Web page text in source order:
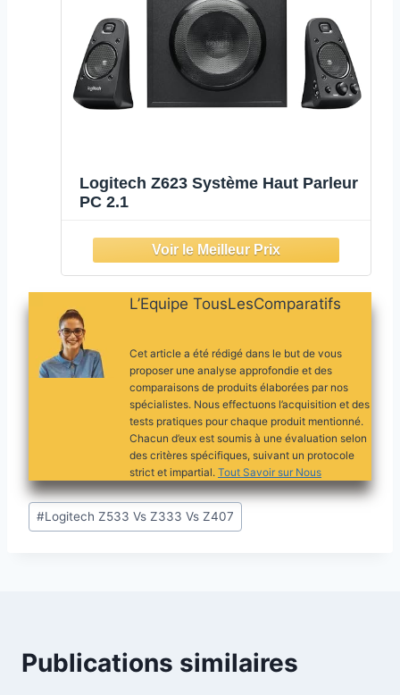
Logitech Z623 Système Haut Parleur
PC 2.1
L’Equipe TousLesComparatifs
Cet article a été rédigé dans le but de vous
proposer une analyse approfondie et des
comparaisons de produits élaborées par nos
spécialistes. Nous effectuons l’acquisition et des
tests pratiques pour chaque produit mentionné.
Chacun d’eux est soumis à une évaluation selon
des critères spécifiques, suivant un protocole
strict et impartial. Tout Savoir sur Nous
Étiquettes
de
#Logitech Z533 Vs Z333 Vs Z407
Publications similaires